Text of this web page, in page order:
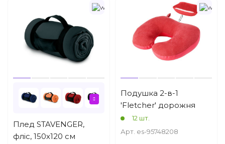
Плед STAVENGER,
фліс, 150х120 см
Подушка 2-в-1
'Fletcher' дорожня
12 шт.
Арт. es-95748208